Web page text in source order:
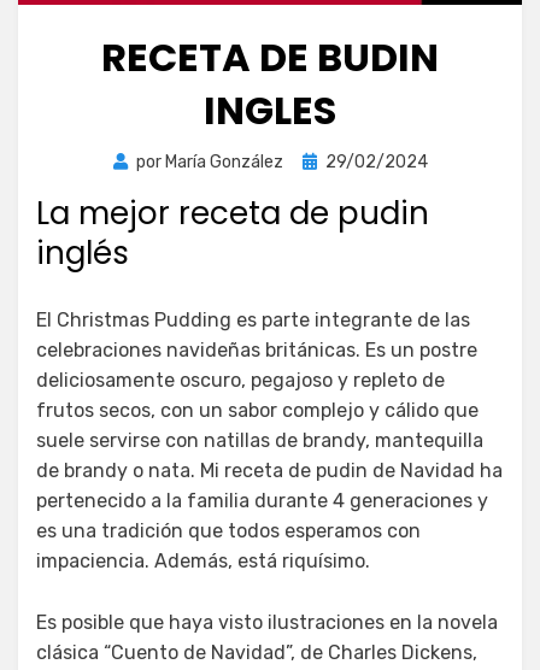
RECETA DE BUDIN
INGLES
por María González
Publicada
29/02/2024
La mejor receta de pudin
inglés
El Christmas Pudding es parte integrante de las
celebraciones navideñas británicas. Es un postre
deliciosamente oscuro, pegajoso y repleto de
frutos secos, con un sabor complejo y cálido que
suele servirse con natillas de brandy, mantequilla
de brandy o nata. Mi receta de pudin de Navidad ha
pertenecido a la familia durante 4 generaciones y
es una tradición que todos esperamos con
impaciencia. Además, está riquísimo.
Es posible que haya visto ilustraciones en la novela
clásica “Cuento de Navidad”, de Charles Dickens,